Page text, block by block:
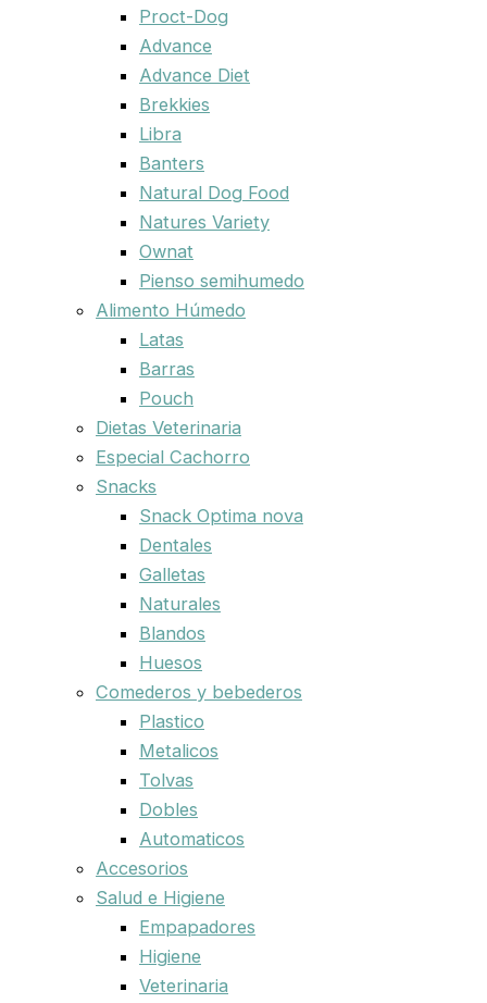
Proct-Dog
Advance
Advance Diet
Brekkies
Libra
Banters
Natural Dog Food
Natures Variety
Ownat
Pienso semihumedo
Alimento Húmedo
Latas
Barras
Pouch
Dietas Veterinaria
Especial Cachorro
Snacks
Snack Optima nova
Dentales
Galletas
Naturales
Blandos
Huesos
Comederos y bebederos
Plastico
Metalicos
Tolvas
Dobles
Automaticos
Accesorios
Salud e Higiene
Empapadores
Higiene
Veterinaria